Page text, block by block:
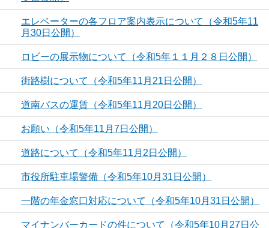
エレベーターの各フロア案内表示について（令和5年11
月30日公開）
ロビーの展示物について（令和5年１１月２８日公開）
街路樹について（令和5年11月21日公開）
道南バスの運賃（令和5年11月20日公開）
お願い（令和5年11月7日公開）
道路について（令和5年11月2日公開）
市役所駐車場警備（令和5年10月31日公開）
一階の年金窓口対応について（令和5年10月31日公開）
マイナンバーカードの件について（令和5年10月27日公